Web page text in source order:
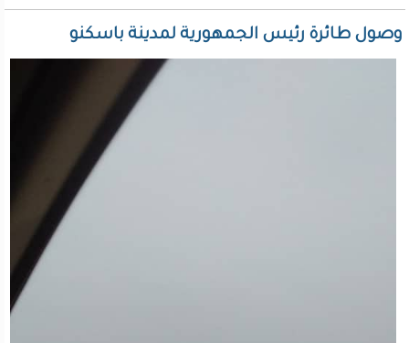
وصول طائرة رئيس الجمهورية لمدينة باسكنو